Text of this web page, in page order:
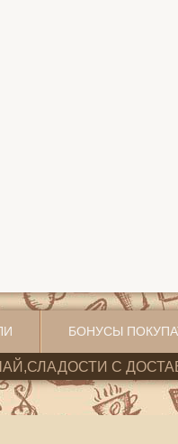
БОНУСЫ
С